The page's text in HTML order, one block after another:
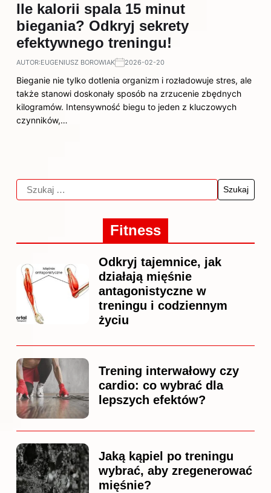
Ile kalorii spala 15 minut
biegania? Odkryj sekrety
efektywnego treningu!
AUTOR:EUGENIUSZ BOROWIAK 2026-02-20
Bieganie nie tylko dotlenia organizm i rozładowuje stres, ale
także stanowi doskonały sposób na zrzucenie zbędnych
kilogramów. Intensywność biegu to jeden z kluczowych
czynników,…
Fitness
Odkryj tajemnice, jak
działają mięśnie
antagonistyczne w
treningu i codziennym
życiu
Trening interwałowy czy
cardio: co wybrać dla
lepszych efektów?
Jaką kąpiel po treningu
wybrać, aby zregenerować
mięśnie?